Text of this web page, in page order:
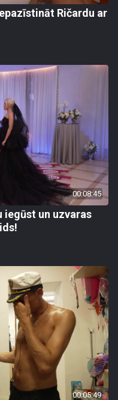
Ričardu ar
00:08:45
iegūst un uzvaras
00:05:49